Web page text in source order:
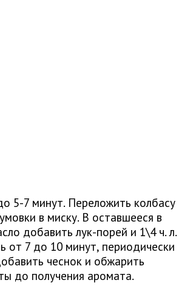
5-7 минут. Переложить колбасу
в миску. В оставшееся в
добавить лук-порей и 1\4 ч. л.
от 7 до 10 минут, периодически
чеснок и обжарить
до получения аромата.